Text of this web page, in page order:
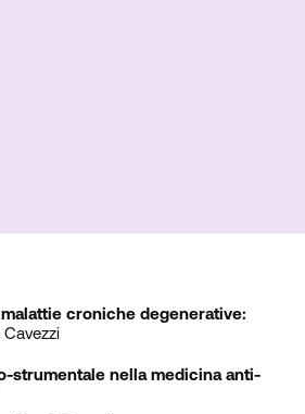
croniche degenerative:
strumentale nella medicina anti-